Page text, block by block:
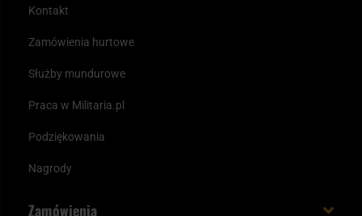
Kontakt
Zamówienia hurtowe
Służby mundurowe
Praca w Militaria.pl
Podziękowania
Nagrody
Zamówienia